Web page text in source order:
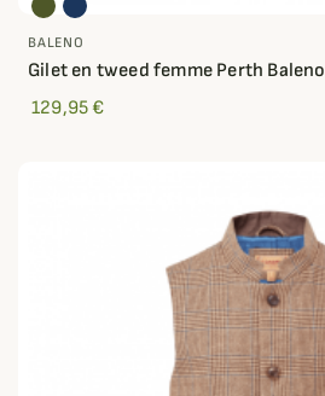
BALENO
Gilet en tweed femme Perth Baleno
129,95 €